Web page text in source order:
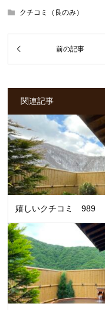
クチコミ（良のみ）
関連記事
嬉しいクチコミ 989